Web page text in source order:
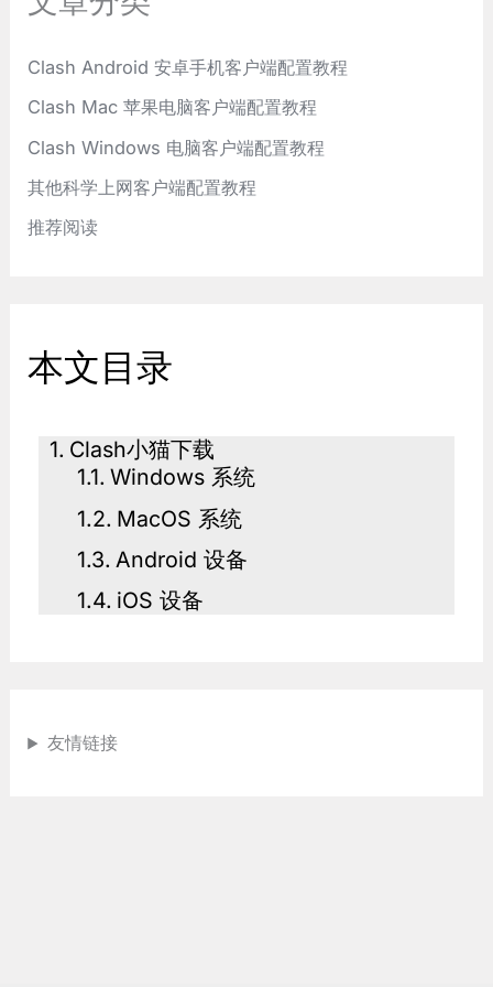
Clash Android 安卓手机客户端配置教程
Clash Mac 苹果电脑客户端配置教程
Clash Windows 电脑客户端配置教程
其他科学上网客户端配置教程
推荐阅读
本文目录
Clash小猫下载
Windows 系统
MacOS 系统
Android 设备
iOS 设备
友情链接